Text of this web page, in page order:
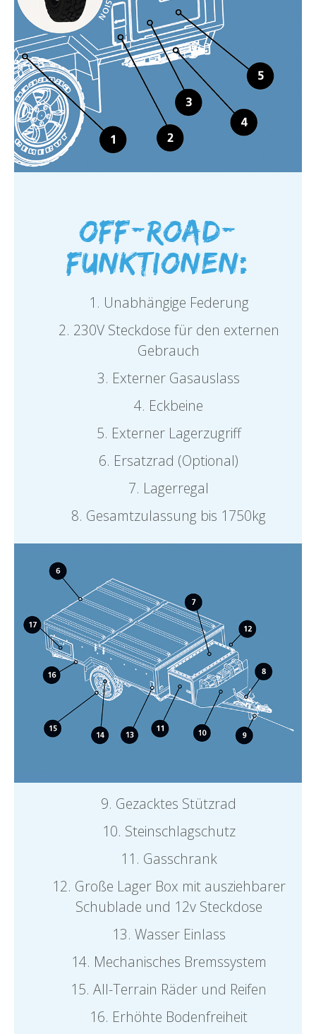
Off-Road-
Funktionen:
Unabhängige Federung
230V Steckdose für den externen
Gebrauch
Externer Gasauslass
Eckbeine
Externer Lagerzugriff
Ersatzrad (Optional)
Lagerregal
Gesamtzulassung bis 1750kg
Gezacktes Stützrad
Steinschlagschutz
Gasschrank
Große Lager Box mit ausziehbarer
Schublade und 12v Steckdose
Wasser Einlass
Mechanisches Bremssystem
All-Terrain Räder und Reifen
Erhöhte Bodenfreiheit